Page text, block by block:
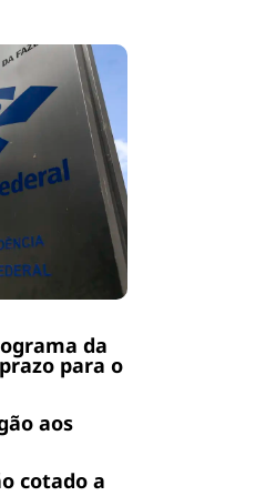
da
para o
aos
cotado a